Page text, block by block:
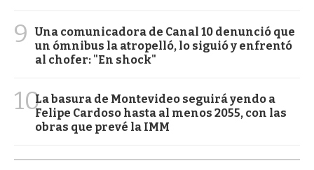
9
Una comunicadora de Canal 10 denunció que
un ómnibus la atropelló, lo siguió y enfrentó
al chofer: "En shock"
10La basura de Montevideo seguirá yendo a
Felipe Cardoso hasta al menos 2055, con las
obras que prevé la IMM